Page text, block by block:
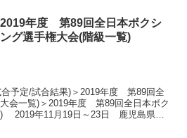
2019年度 第89回全日本ボクシ
ング選手権大会(階級一覧)
合予定/試合結果)＞2019年度 第89回全
会一覧)＞2019年度 第89回全日本ボク
) 2019年11月19日～23日 鹿児島県阿